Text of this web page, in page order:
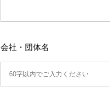
会社・団体名